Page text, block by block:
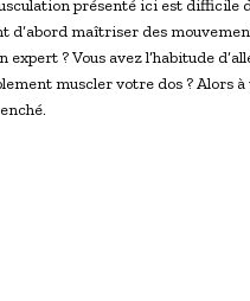
présenté ici est difficile
d’abord maîtriser des
expert ? Vous avez l’habitude
muscler votre dos ? Alors à